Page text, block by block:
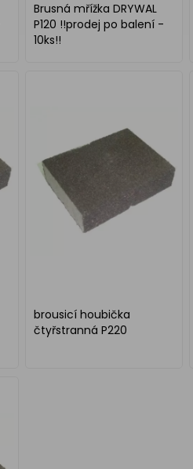
Brusná mřížka DRYWAL
P120 !!prodej po balení -
10ks!!
brousicí houbička
čtyřstranná P220